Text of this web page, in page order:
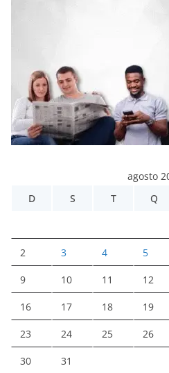
agosto
D
S T Q
2 3 4 5
9 10 11 12
16 17 18 19
23 24 25 26
30 31